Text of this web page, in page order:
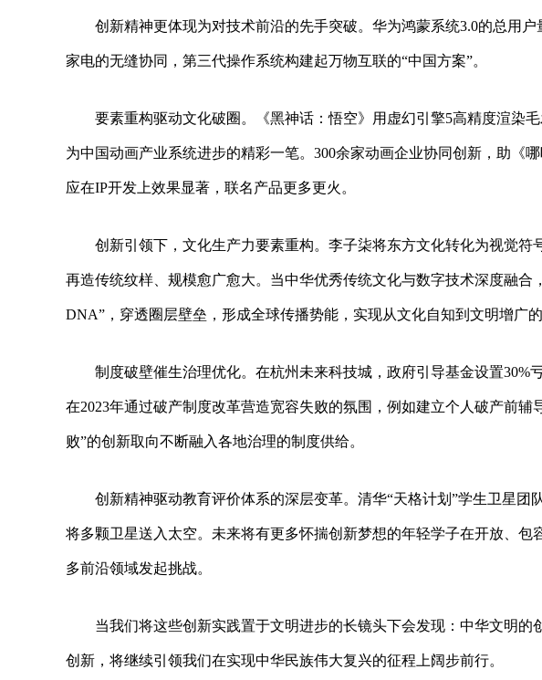
创新精神更体现为对技术前沿的先手突破。华为鸿蒙系统3.0的总用户
家电的无缝协同，第三代操作系统构建起万物互联的“中国方案”。
要素重构驱动文化破圈。《黑神话：悟空》用虚幻引擎5高精度渲染
为中国动画产业系统进步的精彩一笔。300余家动画企业协同创新，助《
应在IP开发上效果显著，联名产品更多更火。
创新引领下，文化生产力要素重构。李子柒将东方文化转化为视觉符
再造传统纹样、规模愈广愈大。当中华优秀传统文化与数字技术深度融合
DNA”，穿透圈层壁垒，形成全球传播势能，实现从文化自知到文明增广的
制度破壁催生治理优化。在杭州未来科技城，政府引导基金设置30%
在2023年通过破产制度改革营造宽容失败的氛围，例如建立个人破产前
败”的创新取向不断融入各地治理的制度供给。
创新精神驱动教育评价体系的深层变革。清华“天格计划”学生卫星团
将多颗卫星送入太空。未来将有更多怀揣创新梦想的年轻学子在开放、
多前沿领域发起挑战。
当我们将这些创新实践置于文明进步的长镜头下会发现：中华文明的
创新，将继续引领我们在实现中华民族伟大复兴的征程上阔步前行。